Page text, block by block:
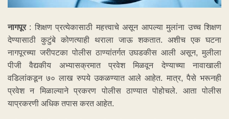
नागपूर: शिक्षण प्रत्येकासाठी महत्त्वाचे असून आपल्या मुलांना उच्च शिक्षण
देण्यासाठी कुटुंबे कोणत्याही थराला जाऊ शकतात. अशीच एक घटना
नागपूरच्या जरीपटका पोलीस ठाण्यांतर्गत उघडकीस आली असून, मुलीला
पीजी वैद्यकीय अभ्यासक्रमात प्रवेश मिळवून देण्याच्या नावाखाली
वडिलांकडून ७० लाख रुपये उकळण्यात आले आहेत. मात्र, पैसे भरूनही
प्रवेश न मिळाल्याने प्रकरण पोलीस ठाण्यात पोहोचले. आता पोलीस
याप्रकरणी अधिक तपास करत आहेत.